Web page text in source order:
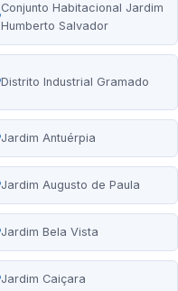
Conjunto Habitacional Jardim
Humberto Salvador
Distrito Industrial Gramado
Jardim Antuérpia
Jardim Augusto de Paula
Jardim Bela Vista
Jardim Caiçara